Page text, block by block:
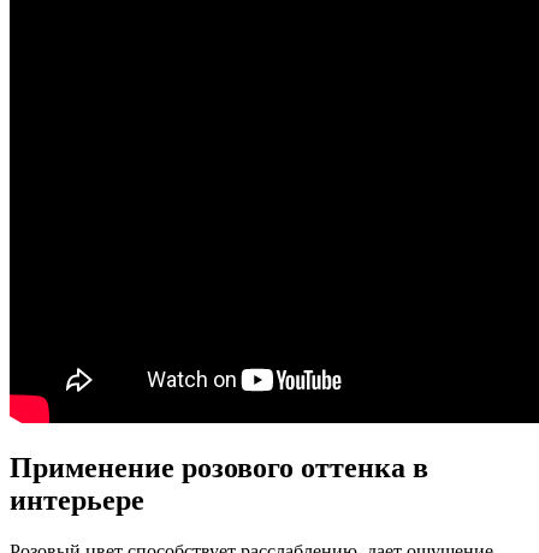
Применение розового оттенка в
интерьере